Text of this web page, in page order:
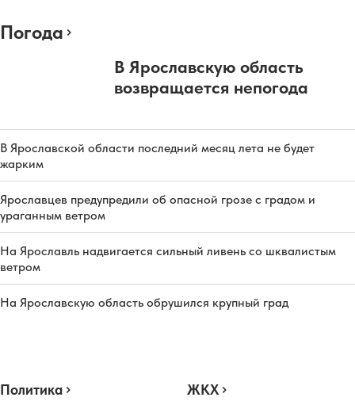
Погода
В Ярославскую область
возвращается непогода
В Ярославской области последний месяц лета не будет
жарким
Ярославцев предупредили об опасной грозе с градом и
ураганным ветром
На Ярославль надвигается сильный ливень со шквалистым
ветром
На Ярославскую область обрушился крупный град
Политика ЖКХ